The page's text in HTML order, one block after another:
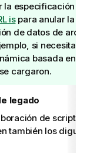
la especificación de
ispara anular la URL
de datos de
si necesita
basada en
cargaron.
legado
de scripts de
también los